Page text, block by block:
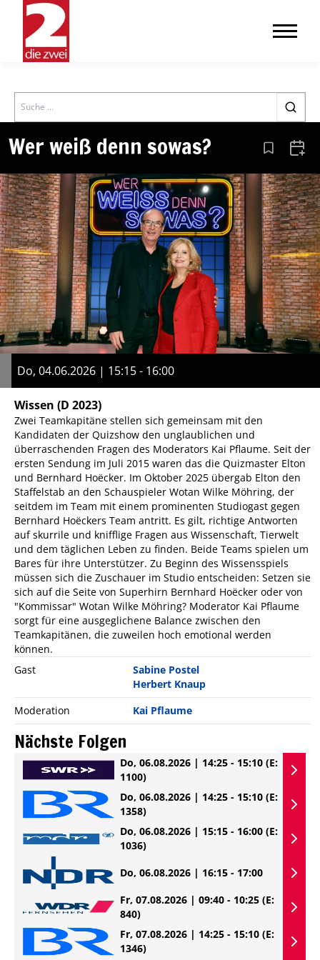
Search
Wer weiß denn sowas? Aus den
Do, 04.06.2026 | 15:15 - 16:00
Wissen (D 2023)
Zwei Teamkapitäne stellen sich gemeinsam mit den
Kandidaten der Quizshow den unglaublichen und
überraschenden Fragen des Moderators Kai Pflaume. Seit der
ersten Sendung im Juli 2015 waren das die Quizmaster Elton
und Bernhard Hoëcker. Im Oktober 2025 übergab Elton den
Staffelstab an den Schauspieler Wotan Wilke Möhring, der
seitdem im Team mit einem prominenten Studiogast gegen
Bernhard Hoëckers Team antritt. Es gilt, richtige Antworten
auf skurrile und knifflige Fragen aus Wissenschaft, Tierwelt
und dem täglichen Leben zu finden. Beide Teams spielen um
Bares für ihre Unterstützer. Zu Beginn des Wissensspiels
müssen sich die Zuschauer im Studio entscheiden: Setzen sie
sich auf die Seite von Superhirn Bernhard Hoëcker oder von
"Kommissar" Wotan Wilke Möhring? Moderator Kai Pflaume
sorgt für eine ausgeglichene Balance zwischen den
Teamkapitänen, die zuweilen hoch emotional werden
können.
Gast
Sabine Postel
Herbert Knaup
Moderation
Kai Pflaume
Nächste Folgen
Do, 06.08.2026 | 14:25 - 15:10 (E:
1100)
Do, 06.08.2026 | 14:25 - 15:10 (E:
1358)
Do, 06.08.2026 | 15:15 - 16:00 (E:
1036)
Do, 06.08.2026 | 16:15 - 17:00
Fr, 07.08.2026 | 09:40 - 10:25 (E:
840)
Fr, 07.08.2026 | 14:25 - 15:10 (E:
1346)